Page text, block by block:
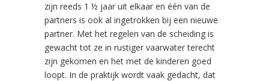
zijn reeds 1 ½ jaar uit elkaar en één van de
partners is ook al ingetrokken bij een nieuwe
partner. Met het regelen van de scheiding is
gewacht tot ze in rustiger vaarwater terecht
zijn gekomen en het met de kinderen goed
loopt. In de praktijk wordt vaak gedacht, dat